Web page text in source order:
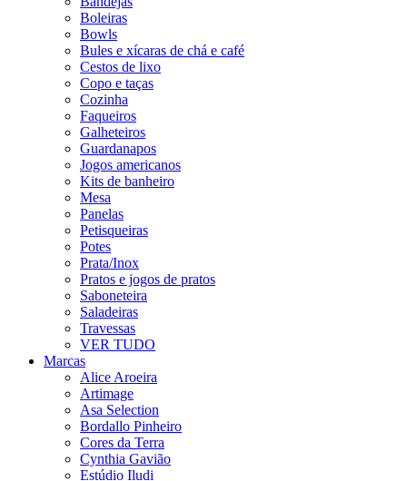
Boleiras
Bowls
Bules e xícaras de chá e café
Cestos de lixo
Copo e taças
Cozinha
Faqueiros
Galheteiros
Guardanapos
Jogos americanos
Kits de banheiro
Mesa
Panelas
Petisqueiras
Potes
Prata/Inox
Pratos e jogos de pratos
Saboneteira
Saladeiras
Travessas
VER TUDO
Marcas
Alice Aroeira
Artimage
Asa Selection
Bordallo Pinheiro
Cores da Terra
Cynthia Gavião
Estúdio Iludi